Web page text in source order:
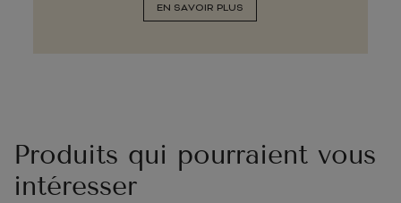
EN SAVOIR PLUS
Produits qui pourraient vous
intéresser